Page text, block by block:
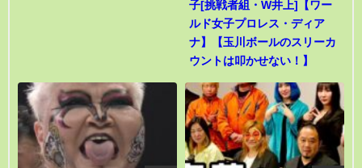
子[挑戦者組・W井上]【ワー
ルド女子プロレス・ディア
ナ】【玉川ボールのスリーカ
ウントは叩かせない！】